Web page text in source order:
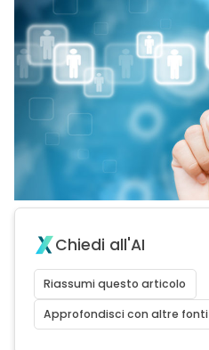
Chiedi all'AI
Riassumi questo articolo
Approfondisci con altre fonti